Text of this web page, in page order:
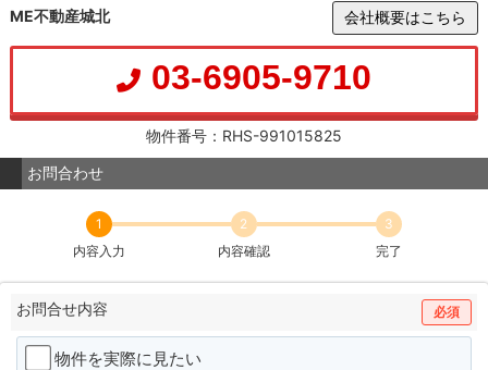
ME不動産城北 会社概要はこちら
03-6905-9710
物件番号：RHS-991015825
お問合わせ
1
内容入力
2
内容確認
3
完了
お問合せ内容 必須
物件を実際に見たい